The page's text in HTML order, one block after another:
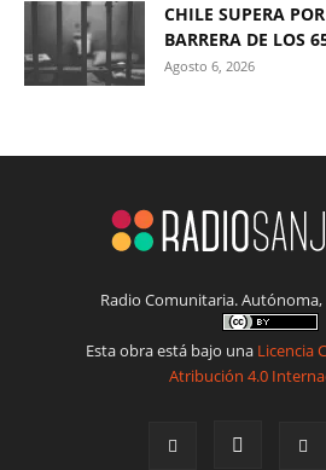
CHILE SUPERA
BARRERA DE LOS
Agosto 6, 2026
Radio Comunitaria.
Esta obra está bajo una Licencia
Atribución 4.0